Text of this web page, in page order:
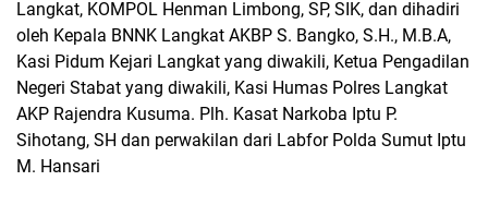
Langkat, KOMPOL Henman Limbong, SP, SIK, dan dihadiri
oleh Kepala BNNK Langkat AKBP S. Bangko, S.H., M.B.A,
Kasi Pidum Kejari Langkat yang diwakili, Ketua Pengadilan
Negeri Stabat yang diwakili, Kasi Humas Polres Langkat
AKP Rajendra Kusuma. Plh. Kasat Narkoba Iptu P.
Sihotang, SH dan perwakilan dari Labfor Polda Sumut Iptu
M. Hansari